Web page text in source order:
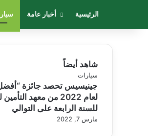
الرئيسية أخبار عامة
شاهد أيضاً
إغلاق
سيارات
جينيسيس تحصد جائزة
لعام 2022 من معهد
للسنة الرابعة على التوالي
مارس 7, 2022